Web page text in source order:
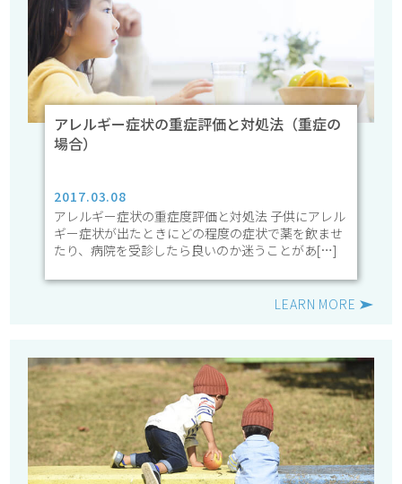
アレルギー症状の重症評価と対処法（重症の
場合）
2017.03.08
アレルギー症状の重症度評価と対処法 子供にアレル
ギー症状が出たときにどの程度の症状で薬を飲ませ
たり、病院を受診したら良いのか迷うことがあ[…]
LEARN MORE